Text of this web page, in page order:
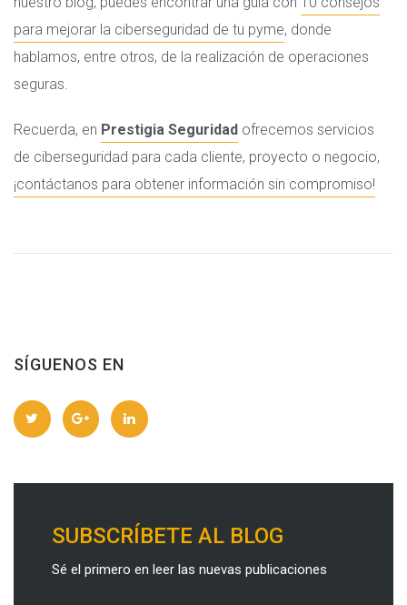
para mejorar la ciberseguridad de tu pyme, donde
hablamos, entre otros, de la realización de operaciones
seguras.
Recuerda, en Prestigia Seguridad ofrecemos servicios
de ciberseguridad para cada cliente, proyecto o negocio,
¡contáctanos para obtener información sin compromiso!
SÍGUENOS EN
SUBSCRÍBETE AL BLOG
Sé el primero en leer las nuevas publicaciones